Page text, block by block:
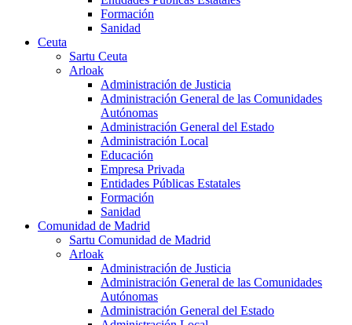
Formación
Sanidad
Ceuta
Sartu Ceuta
Arloak
Administración de Justicia
Administración General de las Comunidades
Autónomas
Administración General del Estado
Administración Local
Educación
Empresa Privada
Entidades Públicas Estatales
Formación
Sanidad
Comunidad de Madrid
Sartu Comunidad de Madrid
Arloak
Administración de Justicia
Administración General de las Comunidades
Autónomas
Administración General del Estado